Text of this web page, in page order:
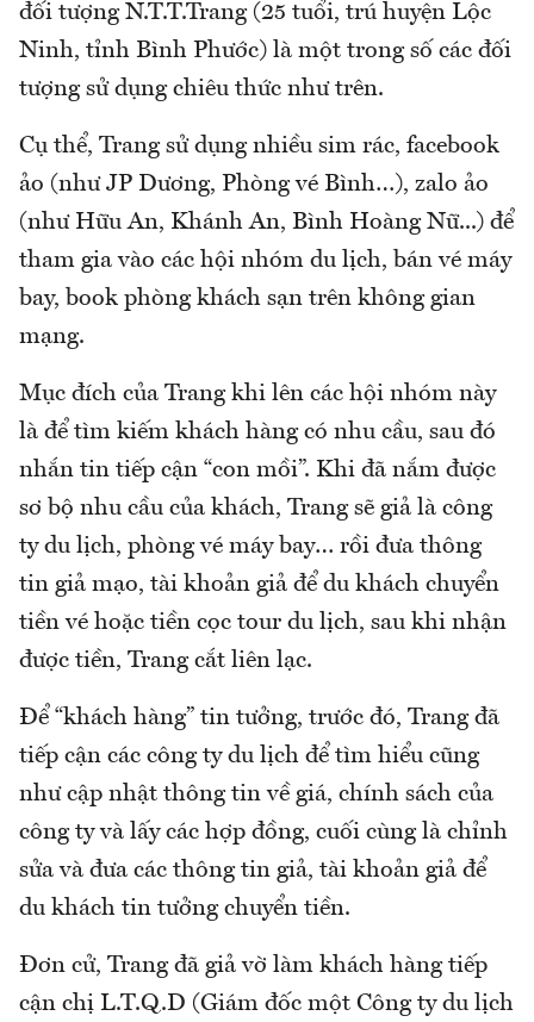
đối tượng N.T.T.Trang (25 tuổi, trú huyện Lộc
Ninh, tỉnh Bình Phước) là một trong số các đối
tượng sử dụng chiêu thức như trên.
Cụ thể, Trang sử dụng nhiều sim rác, facebook
ảo (như JP Dương, Phòng vé Bình…), zalo ảo
(như Hữu An, Khánh An, Bình Hoàng Nữ...) để
tham gia vào các hội nhóm du lịch, bán vé máy
bay, book phòng khách sạn trên không gian
mạng.
Mục đích của Trang khi lên các hội nhóm này
là để tìm kiếm khách hàng có nhu cầu, sau đó
nhắn tin tiếp cận “con mồi”. Khi đã nắm được
sơ bộ nhu cầu của khách, Trang sẽ giả là công
ty du lịch, phòng vé máy bay… rồi đưa thông
tin giả mạo, tài khoản giả để du khách chuyển
tiền vé hoặc tiền cọc tour du lịch, sau khi nhận
được tiền, Trang cắt liên lạc.
Để “khách hàng” tin tưởng, trước đó, Trang đã
tiếp cận các công ty du lịch để tìm hiểu cũng
như cập nhật thông tin về giá, chính sách của
công ty và lấy các hợp đồng, cuối cùng là chỉnh
sửa và đưa các thông tin giả, tài khoản giả để
du khách tin tưởng chuyển tiền.
Đơn cử, Trang đã giả vờ làm khách hàng tiếp
cận chị L.T.Q.D (Giám đốc một Công ty du lịch